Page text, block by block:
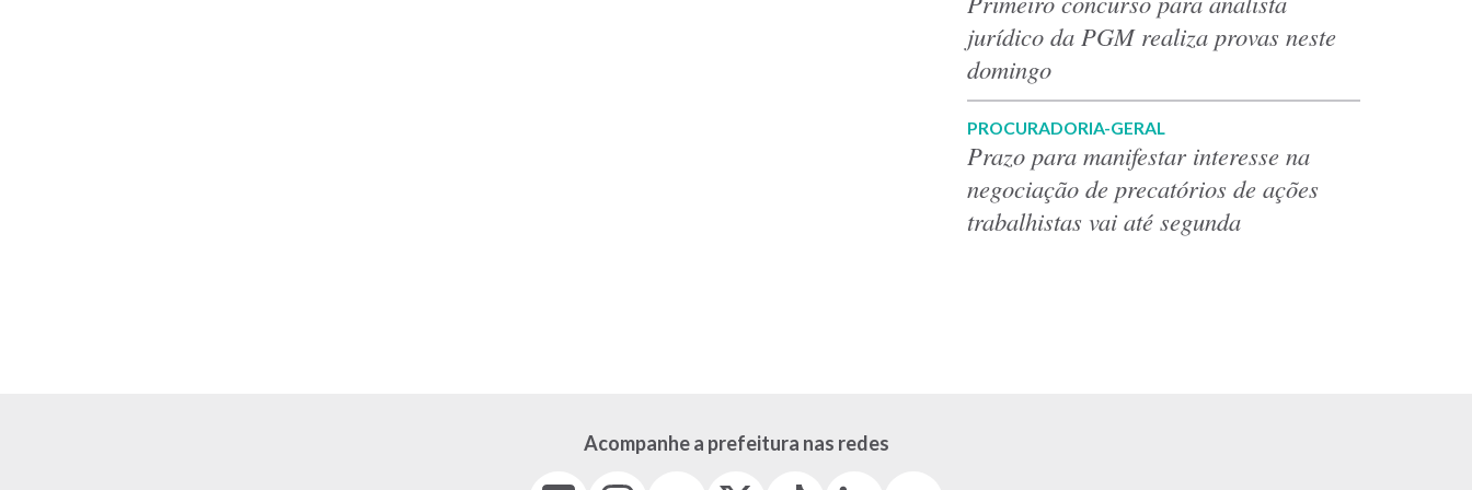
jurídico da PGM realiza provas neste
domingo
PROCURADORIA-GERAL
Prazo para manifestar interesse na
negociação de precatórios de ações
trabalhistas vai até segunda
Acompanhe a prefeitura nas redes
FacebookInstagram Tiktok LinkedIn